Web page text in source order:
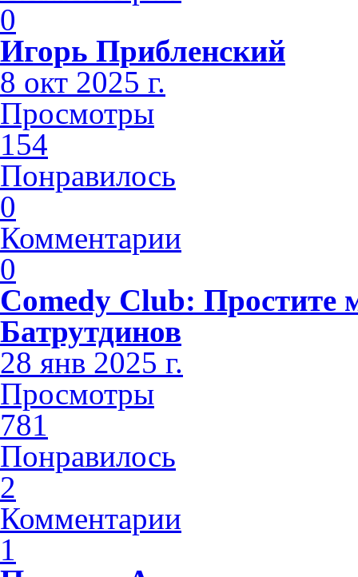
0
Игорь Прибленский
8 окт 2025 г.
Просмотры
154
Понравилось
0
Комментарии
0
Comedy Club:
Батрутдинов
28 янв 2025 г.
Просмотры
781
Понравилось
2
Комментарии
1